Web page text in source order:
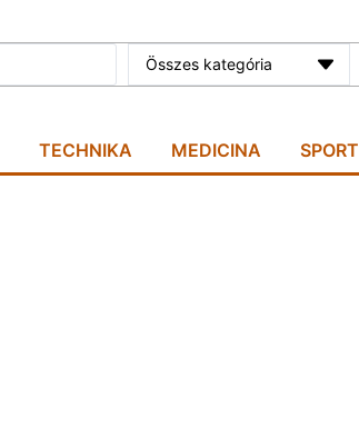
Összes kategória
TECHNIKA MEDICINA SPORT